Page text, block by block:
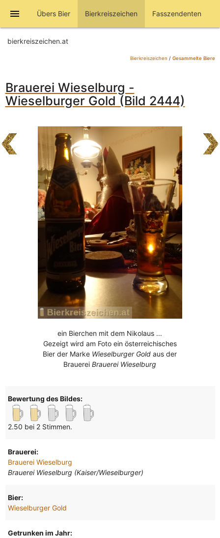
menu Übers Bier Bierkreiszeichen Fasszendenten
bierkreiszeichen.at
Bierkreiszeichen / Gesammelte Biere
Brauerei Wieselburg -
Wieselburger Gold (Bild 2444)
ein Bierchen mit dem Nikolaus ...
Gezeigt wird am Foto ein österreichisches
Bier der Marke Wieselburger Gold aus der
BrauereiBrauerei Wieselburg
Bewertung des Bildes:
2.50 bei 2 Stimmen.
Brauerei:
Brauerei Wieselburg
Brauerei Wieselburg (Kaiser/Wieselburger)
Bier:
Wieselburger Gold
Getrunken im Jahr: